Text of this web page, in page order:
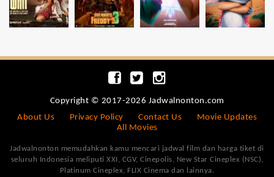
Copyright © 2017-2026 Jadwalnonton.com
About Us
Privacy Policy Contact Us
Movie Updates
All Movies
Jadwalnonton memudahkan kamu mencari jadwal film dan harga tiket di
seluruh Indonesia meliputi XXI, CGV, Cinepolis, New Star Cineplex (NSC),
Platinum Cineplex, FLIX Cinema dan lainnya.